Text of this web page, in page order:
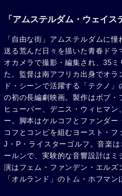
はDJカウボーイのテクニックを
したいジャッキーはレコーディ
の一部を無断でふたりに融資して
店の金に手をつけたことがボスの
ンバノン）に知られ、早く返さな
ると脅される。YOYOとDDがメ
ジャッキーは自分の取り分をよこ
る。もみ合いの末に金を返しても
叩き出されてジャッキーは心身
ンストンのところに行くと彼はド
JPに殺されていた。一方マーテ
出てきたJPをパーティの余韻で
襲い袋だたきにする。ウィンスト
グとJPから奪った大金を持って
「アムステルダム・ウェイ
「自由な街」アムステルダムに
送る荒んだ日々を描いた青春ド
オカメラで撮影・編集され、35
た。監督は南アフリカ出身でオラ
ド・シーンで活躍する「テクノ
の初の長編劇映画。製作はボブ・
ヒューバー、デニス・ウィヒマン
ー。脚本はケルコフとファンダ
コフとコンビを組むヨースト・フ
J・P・ライスターゴルフ。音楽
ールンで、実験的な音響設計はミ
演はフェム・ファンデン・エルズ
「オルランド」のトム・ホフマン